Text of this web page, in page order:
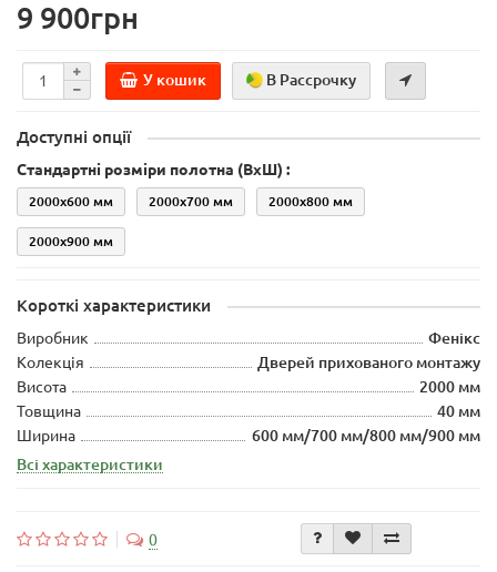
9 900грн
У кошик В Рассрочку
Доступні опції
Стандартні розміри полотна (ВхШ) :
2000х600 мм 2000х700 мм 2000х800 мм
2000х900 мм
Короткі характеристики
Виробник
Фенікс
Колекція
Дверей прихованого монтажу
Висота
2000 мм
Товщина
40 мм
Ширина
600 мм/700 мм/800 мм/900 мм
Всі характеристики
0